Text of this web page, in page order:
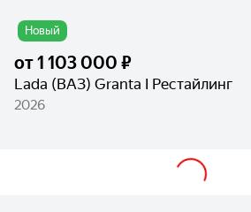
Новый
от1 103 000 ₽
Lada (ВАЗ) Granta I Рестайлинг
2026